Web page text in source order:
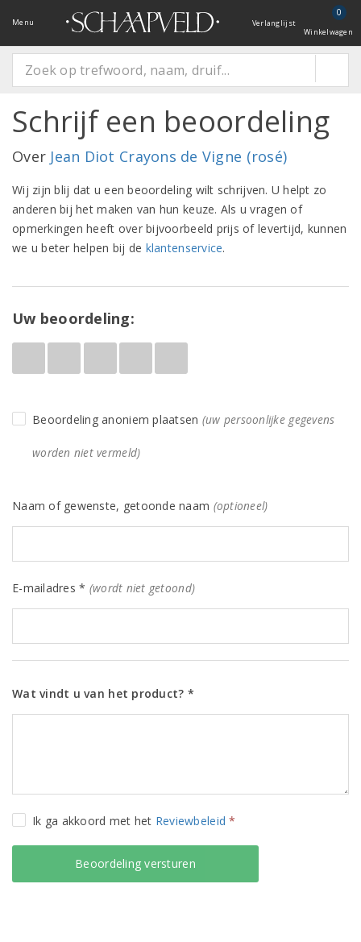
Menu Verlanglijst
0
Winkelwagen
Schrijf een beoordeling
Over Jean Diot Crayons de Vigne (rosé)
Wij zijn blij dat u een beoordeling wilt schrijven. U helpt zo
anderen bij het maken van hun keuze. Als u vragen of
opmerkingen heeft over bijvoorbeeld prijs of levertijd, kunnen
we u beter helpen bij de klantenservice.
Uw beoordeling:
Beoordeling anoniem plaatsen (uw persoonlijke gegevens
worden niet vermeld)
Naam of gewenste, getoonde naam (optioneel)
E-mailadres * (wordt niet getoond)
Wat vindt u van het product? *
Ik ga akkoord met het Reviewbeleid *